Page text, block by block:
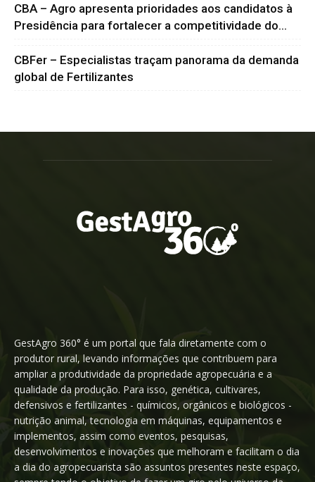
CBA – Agro apresenta prioridades aos candidatos à
Presidência para fortalecer a competitividade do...
CBFer – Especialistas traçam panorama da demanda
global de Fertilizantes
GestAgro 360° é um portal que fala diretamente com o
produtor rural, levando informações que contribuem para
ampliar a produtividade da propriedade agropecuária e a
qualidade da produção. Para isso, genética, cultivares,
defensivos e fertilizantes - químicos, orgânicos e biológicos -
nutrição animal, tecnologia em máquinas, equipamentos e
implementos, assim como eventos, pesquisas,
desenvolvimentos e inovações que melhoram e facilitam o dia
a dia do agropecuarista são assuntos presentes neste espaço,